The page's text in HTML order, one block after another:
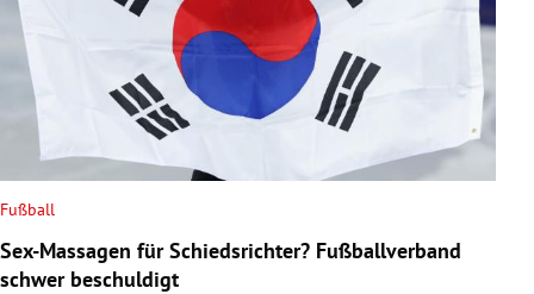
Fußball
Sex-Massagen für Schiedsrichter? Fußballverband
schwer beschuldigt